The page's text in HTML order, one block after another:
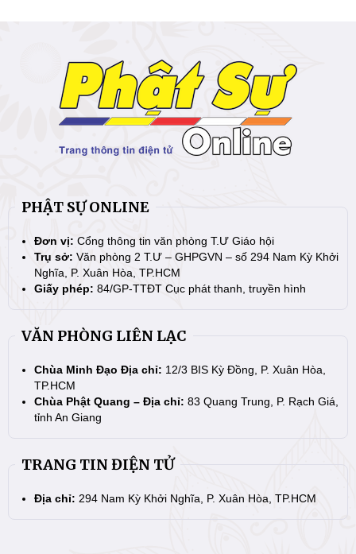
PHẬT SỰ ONLINE
Đơn vị: Cổng thông tin văn phòng T.Ư Giáo hội
Trụ sở: Văn phòng 2 T.Ư – GHPGVN – số 294 Nam Kỳ Khởi
Nghĩa, P. Xuân Hòa, TP.HCM
Giấy phép: 84/GP-TTĐT Cục phát thanh, truyền hình
VĂN PHÒNG LIÊN LẠC
Chùa Minh Đạo Địa chỉ: 12/3 BIS Kỳ Đồng, P. Xuân Hòa,
TP.HCM
Chùa Phật Quang – Địa chỉ: 83 Quang Trung, P. Rạch Giá,
tỉnh An Giang
TRANG TIN ĐIỆN TỬ
Địa chỉ: 294 Nam Kỳ Khởi Nghĩa, P. Xuân Hòa, TP.HCM